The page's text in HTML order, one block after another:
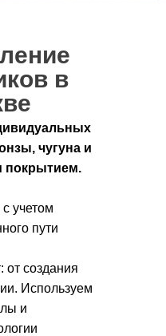
в
чугуна и
покрытием.
учетом
пути
от создания
Используем
и